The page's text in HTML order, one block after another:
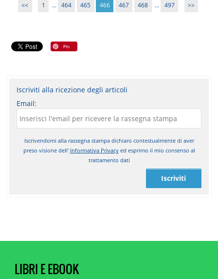
<< 1 ... 464 465 466 467 468 ... 497 >>
Iscriviti alla ricezione degli articoli
Email:
Iscrivendomi alla rassegna stampa dichiaro contestualmente di aver
preso visione dell' Informativa Privacyed esprimo il mio consenso al
trattamento dati
Iscriviti
LIBRI E EBOOK